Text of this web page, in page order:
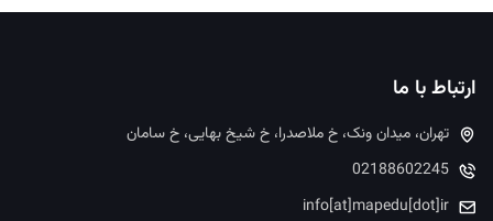
ارتباط با ما
تهران، میدان ونک، خ ملاصدرا، خ شیخ بهایی، خ سامان
02188602245
info[at]mapedu[dot]ir